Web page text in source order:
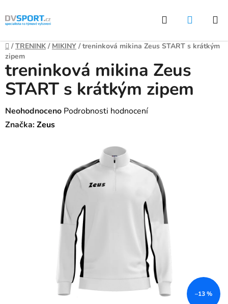
Přejít
na
Hledat
Domů
/ TRENINK / MIKINY / treninková mikina Zeus START s krátkým
zipem
treninková mikina Zeus
START s krátkým zipem
Průměrné
hodnocení
Neohodnoceno Podrobnosti hodnocení
Značka:Zeus
–13 %